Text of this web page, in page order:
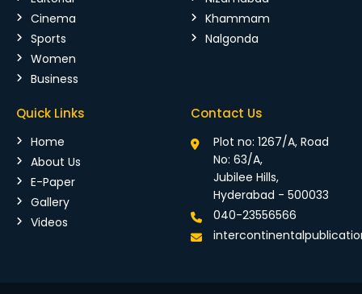
Cinema
Sports
Women
Business
Khammam
Nalgonda
Quick Links
Home
About Us
E-Paper
Gallery
Videos
Contact Us
Plot no: 1267/A, Road
No: 63/A,
Jubilee Hills,
Hyderabad - 500033
040-23556566